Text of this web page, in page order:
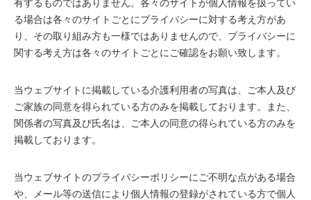
有するものではありません。各々のサイトが個人情報を扱ってい
る場合は各々のサイトごとにプライバシーに対する考え方があ
り、その取り組み方も一様ではありませんので、プライバシーに
関する考え方は各々のサイトごとにご確認をお願い致します。
当ウェブサイトに掲載している介護利用者の写真は、ご本人及び
ご家族の同意を得られている方のみを掲載しております。また、
関係者の写真及び氏名は、ご本人の同意の得られている方のみを
掲載しております。
当ウェブサイトのプライバシーポリシーにご不明な点がある場合
や、メール等の送信により個人情報の登録がされている方で個人